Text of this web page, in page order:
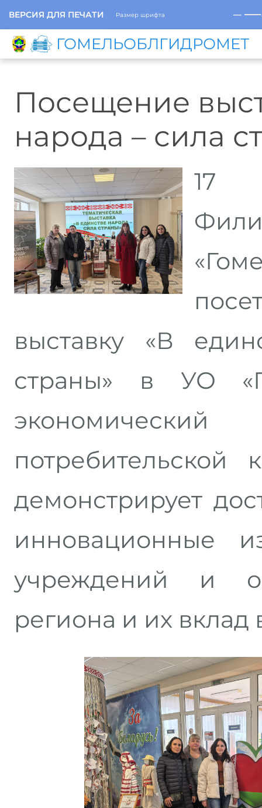
ВЕРСИЯ ДЛЯ ПЕЧАТИ Размер шрифта ─
ГОМЕЛЬОБЛГИДРОМЕТ
Посещение
народа – сила
17
выставку «В
страны» в УО
потребительской
демонстрирует
инновационные
учреждений и
региона и их вклад